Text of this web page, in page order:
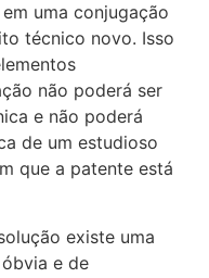
uma conjugação
técnico novo. Isso
não poderá ser
e não poderá
de um estudioso
que a patente está
existe uma
e de